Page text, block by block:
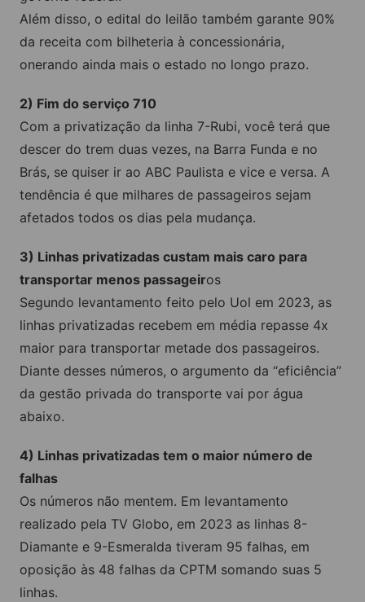
Além disso, o edital do leilão também garante 90%
da receita com bilheteria à concessionária,
onerando ainda mais o estado no longo prazo.
2) Fim do serviço 710
Com a privatização da linha 7-Rubi, você terá que
descer do trem duas vezes, na Barra Funda e no
Brás, se quiser ir ao ABC Paulista e vice e versa. A
tendência é que milhares de passageiros sejam
afetados todos os dias pela mudança.
3) Linhas privatizadas custam mais caro para
transportar menos passageiros
Segundo levantamento feito pelo Uol em 2023, as
linhas privatizadas recebem em média repasse 4x
maior para transportar metade dos passageiros.
Diante desses números, o argumento da “eficiência”
da gestão privada do transporte vai por água
abaixo.
4) Linhas privatizadas tem o maior número de
falhas
Os números não mentem. Em levantamento
realizado pela TV Globo, em 2023 as linhas 8-
Diamante e 9-Esmeralda tiveram 95 falhas, em
oposição às 48 falhas da CPTM somando suas 5
linhas.